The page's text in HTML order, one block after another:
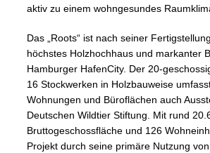
aktiv zu einem wohngesundes
Das „Roots“ ist nach seiner
höchstes Holzhochhaus und markanter
Hamburger HafenCity. Der 20-
16 Stockwerken in Holzbauweise
Wohnungen und Büroflächen auch
Deutschen Wildtier Stiftung. Mit rund
Bruttogeschossfläche und 126
Projekt durch seine primäre Nutzung